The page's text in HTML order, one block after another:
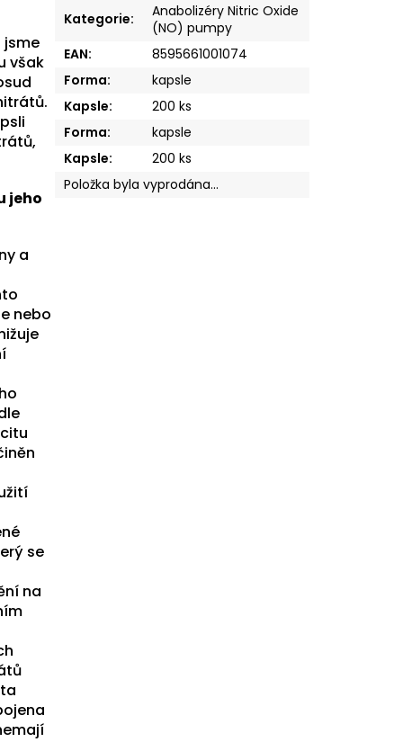
jsme
však
jeho
a
nebo
se
na
Kategorie:
Anabolizéry Nitric Oxide
(NO) pumpy
EAN:
8595661001074
Forma:
kapsle
Kapsle:
200 ks
Forma:
kapsle
Kapsle:
200 ks
Položka byla vyprodána…